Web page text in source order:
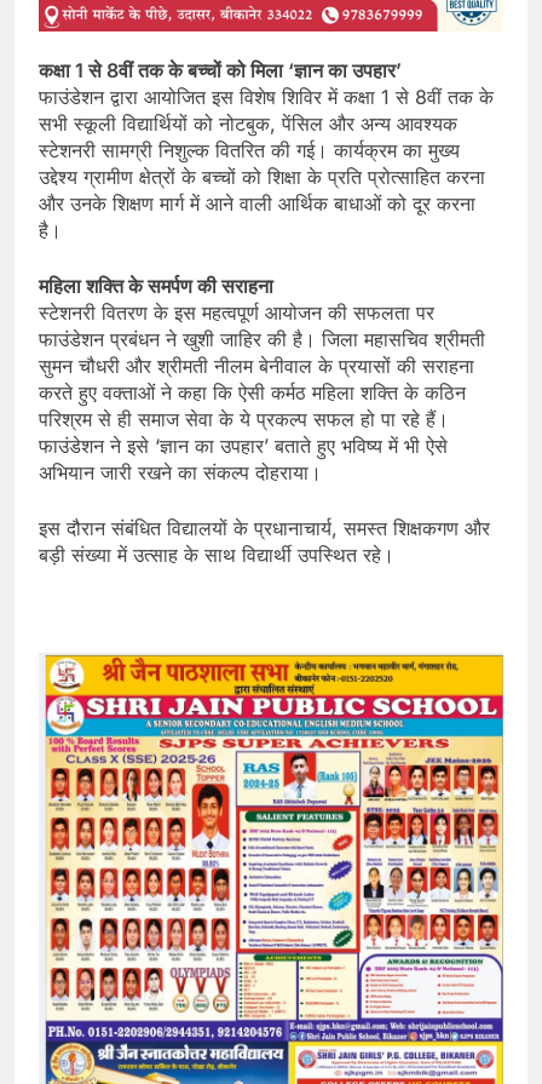
कक्षा 1 से 8वीं तक के बच्चों को मिला ‘ज्ञान का उपहार’
फाउंडेशन द्वारा आयोजित इस विशेष शिविर में कक्षा 1 से 8वीं तक के
सभी स्कूली विद्यार्थियों को नोटबुक, पेंसिल और अन्य आवश्यक
स्टेशनरी सामग्री निशुल्क वितरित की गई। कार्यक्रम का मुख्य
उद्देश्य ग्रामीण क्षेत्रों के बच्चों को शिक्षा के प्रति प्रोत्साहित करना
और उनके शिक्षण मार्ग में आने वाली आर्थिक बाधाओं को दूर करना
है।
महिला शक्ति के समर्पण की सराहना
स्टेशनरी वितरण के इस महत्वपूर्ण आयोजन की सफलता पर
फाउंडेशन प्रबंधन ने खुशी जाहिर की है। जिला महासचिव श्रीमती
सुमन चौधरी और श्रीमती नीलम बेनीवाल के प्रयासों की सराहना
करते हुए वक्ताओं ने कहा कि ऐसी कर्मठ महिला शक्ति के कठिन
परिश्रम से ही समाज सेवा के ये प्रकल्प सफल हो पा रहे हैं।
फाउंडेशन ने इसे ‘ज्ञान का उपहार’ बताते हुए भविष्य में भी ऐसे
अभियान जारी रखने का संकल्प दोहराया।
इस दौरान संबंधित विद्यालयों के प्रधानाचार्य, समस्त शिक्षकगण और
बड़ी संख्या में उत्साह के साथ विद्यार्थी उपस्थित रहे।